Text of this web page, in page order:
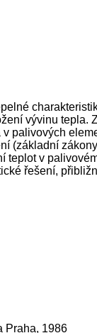
vývinu
palivových
(základní
v
řešení,
Praha, 1986